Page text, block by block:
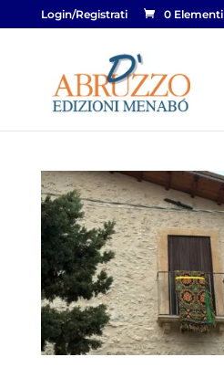
Login/Registrati 0 Elementi